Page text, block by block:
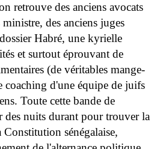
retrouve des anciens avocats
des anciens juges
Habré, une kyrielle
et surtout éprouvant de
(de véritables mange-
coaching d'une équipe de juifs
Toute cette bande de
des nuits durant pour trouver la
sénégalaise,